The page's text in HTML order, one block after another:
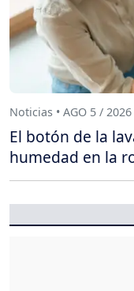
Noticias • AGO 5 / 2026
El botón de la
humedad en la